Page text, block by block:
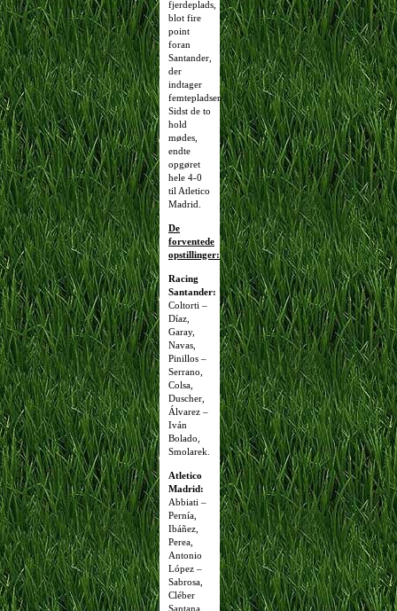
fjerdeplads,
blot fire
point
foran
Santander,
der
indtager
femtepladsen.
Sidst de to
hold
mødes,
endte
opgøret
hele 4-0
til Atletico
Madrid.
De
forventede
opstillinger:
Racing
Santander:
Coltorti –
Díaz,
Garay,
Navas,
Pinillos –
Serrano,
Colsa,
Duscher,
Álvarez –
Iván
Bolado,
Smolarek.
Atletico
Madrid:
Abbiati –
Pernía,
Ibáñez,
Perea,
Antonio
López –
Sabrosa,
Cléber
Santana,